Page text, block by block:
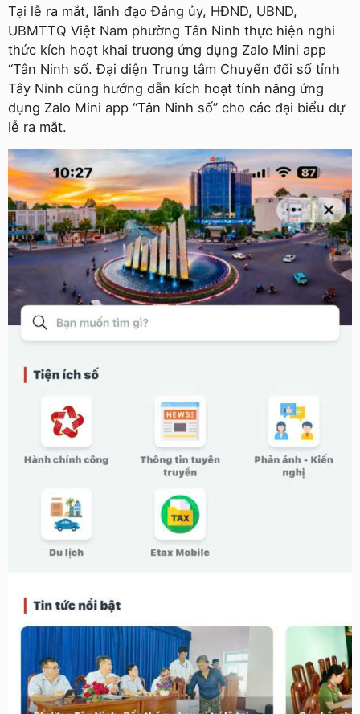
Tại lễ ra mắt, lãnh đạo Đảng ủy, HĐND, UBND,
UBMTTQ Việt Nam phường Tân Ninh thực hiện nghi
thức kích hoạt khai trương ứng dụng Zalo Mini app
“Tân Ninh số. Đại diện Trung tâm Chuyển đổi số tỉnh
Tây Ninh cũng hướng dẫn kích hoạt tính năng ứng
dụng Zalo Mini app “Tân Ninh số” cho các đại biểu dự
lễ ra mắt.